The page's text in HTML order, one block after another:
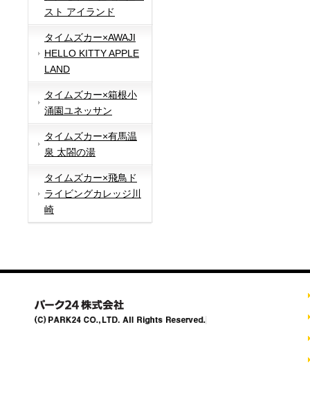
スト アイランド
タイムズカー×AWAJI
HELLO KITTY APPLE
LAND
タイムズカー×箱根小
涌園ユネッサン
タイムズカー×有馬温
泉 太閤の湯
タイムズカー×飛鳥ド
ライビングカレッジ川
崎